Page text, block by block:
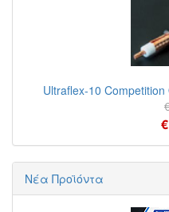
Ultraflex-10
Νέα Προϊόντα